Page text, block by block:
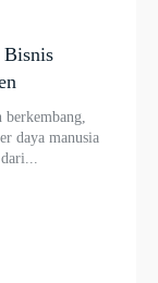
Bisnis
daya manusia